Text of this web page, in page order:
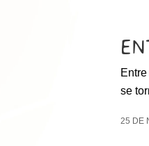
se
25 DE